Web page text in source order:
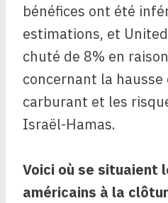
bénéfices ont été
estimations, et
chuté de 8% en
concernant la hausse
carburant et les
Israël-Hamas.
Voici où se situaient
américains à la